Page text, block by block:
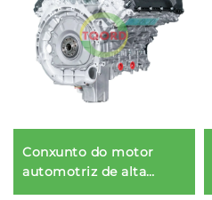
Conxunto do motor
automotriz de alta
calidade LR079612, 306